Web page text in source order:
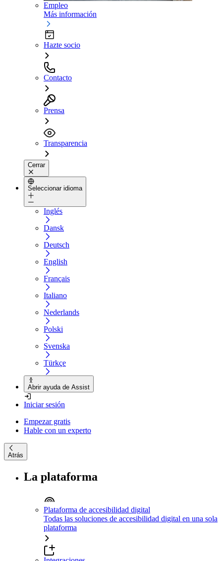
Empleo
Más información
Hazte socio
Contacto
Prensa
Transparencia
Cerrar
Seleccionar idioma
Inglés
Dansk
Deutsch
English
Français
Italiano
Nederlands
Polski
Svenska
Türkçe
Abrir ayuda de Assist
Iniciar sesión
Empezar gratis
Hable con un experto
Atrás
La plataforma
Plataforma de accesibilidad digital
Todas las soluciones de accesibilidad digital en una sola
plataforma